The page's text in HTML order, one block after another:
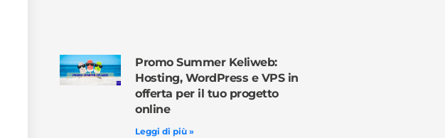
Promo Summer Keliweb:
Hosting, WordPress e VPS in
offerta per il tuo progetto
online
Leggi di più »